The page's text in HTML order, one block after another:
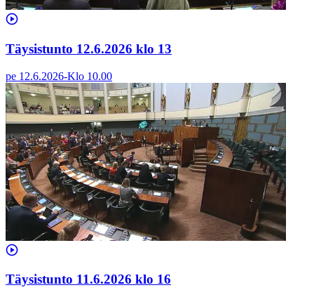
Täysistunto 12.6.2026 klo 13
pe 12.6.2026-Klo 10.00
Täysistunto 11.6.2026 klo 16